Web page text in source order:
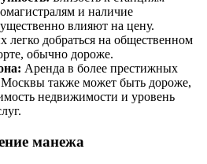
и наличие
влияют на цену.
легко добраться на общественном
обычно дороже.
Аренда в более престижных
также может быть дороже,
недвижимости и уровень
манежа